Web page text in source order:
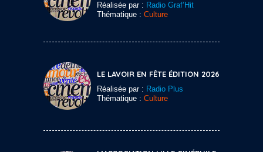
Réalisée par : Radio Graf’Hit
Thématique : Culture
LE LAVOIR EN FÊTE ÉDITION 2026
Réalisée par : Radio Plus
Thématique : Culture